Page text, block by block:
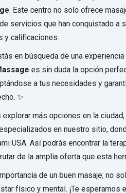
. Este centro no solo ofrece
servicios que han conquistado a
y calificaciones.
en búsqueda de una
es sin duda la opción
a tus necesidades y
✨
más opciones en la
en nuestro sitio,
USA. Así podrás encontrar la
de la amplia oferta que esta
de un buen masaje; no
físico y mental. ¡Te esperamos